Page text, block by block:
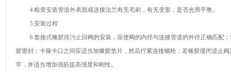
4.检查安装管道外表面或连接法兰有无毛刺，有无变形，是否光滑平整。
5.安装过程
6.套接式橡胶排污止回阀的安装，应使阀的内径与连接管道的外径正确匹配
胶密封；卡箍卡口之间应适当加橡胶垫片，然后拧紧连接螺栓；若橡胶缓闭逆止
牢，并适当增加强筋提高强度和刚性。